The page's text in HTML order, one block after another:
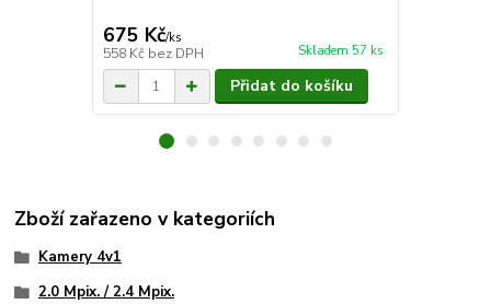
675 Kč/ks
558 Kč bez DPH Skladem 57 ks
Přidat do košíku
Zboží zařazeno v kategoriích
Kamery 4v1
2.0 Mpix. / 2.4 Mpix.